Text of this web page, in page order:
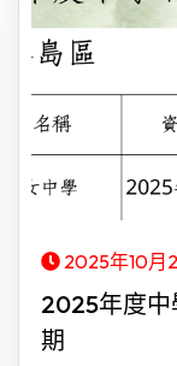
2025年10月
2025年度中
期